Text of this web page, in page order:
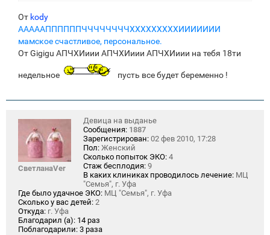
От kody
АААААППППППЧЧЧЧЧЧЧЧХХХХХХХХХИИИИИИИ
мамское счастливое, персональное.
От Gigigu АПЧХИиии АПЧХИиии АПЧХИиии на тебя 18ти
недельное пусть все будет беременно !
СветланаVer
Девица на выданье
Сообщения: 1887
Зарегистрирован: 02 фев 2010, 17:28
Пол: Женский
Сколько попыток ЭКО: 4
Стаж бесплодия: 9
В каких клиниках проводилось лечение: МЦ
"Семья", г. Уфа
Где было удачное ЭКО: МЦ "Семья", г. Уфа
Сколько у вас детей: 2
Откуда: г. Уфа
Благодарил (а): 14 раз
Поблагодарили: 3 раза